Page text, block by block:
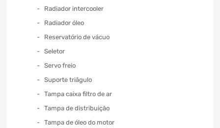
Radiador intercooler
Radiador óleo
Reservatório de vácuo
Seletor
Servo freio
Suporte triâgulo
Tampa caixa filtro de ar
Tampa de distribuição
Tampa de óleo do motor